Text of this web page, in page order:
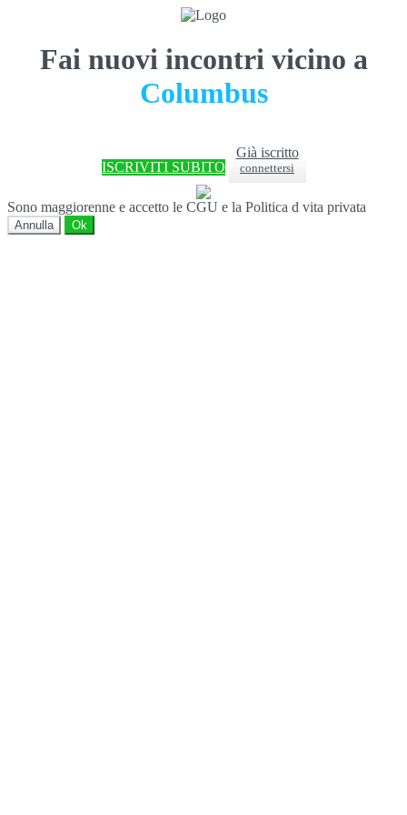
Fai nuovi incontri vicino a
Columbus
ISCRIVITI SUBITO
Già iscritto
connettersi
Sono maggiorenne e accetto le CGU e la Politica d vita privata
Annulla Ok